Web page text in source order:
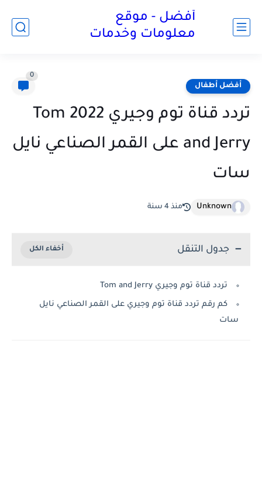
أفضل - موقع
معلومات وخدمات
أفضل أطفال
0
تردد قناة توم وجيري 2022 Tom
and Jerry على القمر الصناعي نايل
سات
Unknown منذ 4 سنة
جدول التنقل
تردد قناة توم وجيري Tom and Jerry
كم رقم تردد قناة توم وجيري على القمر الصناعي نايل
سات